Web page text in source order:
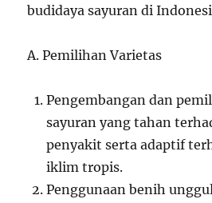
budidaya sayuran di
A. Pemilihan Varietas
Pengembangan dan
sayuran yang tahan
penyakit serta adaptif
iklim tropis.
Penggunaan benih